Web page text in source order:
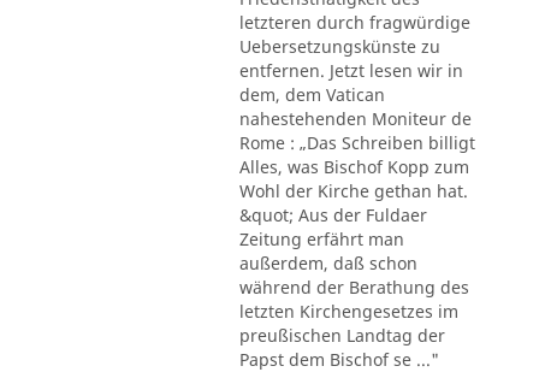
letzteren durch fragwürdige
Uebersetzungskünste zu
entfernen. Jetzt lesen wir in
dem, dem Vatican
nahestehenden Moniteur de
Rome : „Das Schreiben billigt
Alles, was Bischof Kopp zum
Wohl der Kirche gethan hat.
&quot; Aus der Fuldaer
Zeitung erfährt man
außerdem, daß schon
während der Berathung des
letzten Kirchengesetzes im
preußischen Landtag der
Papst dem Bischof se ..."